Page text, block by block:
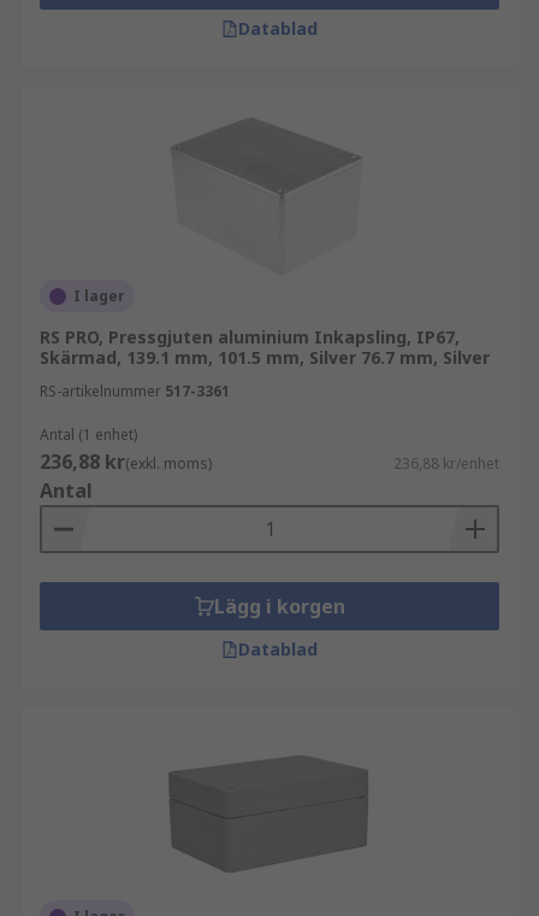
Datablad
I lager
RS PRO, Pressgjuten aluminium Inkapsling, IP67,
Skärmad, 139.1 mm, 101.5 mm, Silver 76.7 mm, Silver
RS-artikelnummer 517-3361
Antal (1 enhet)
236,88 kr(exkl. moms) 236,88 kr/enhet
Antal
Lägg i korgen
Datablad